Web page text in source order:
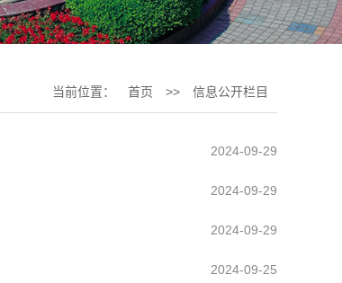
当前位置： 首页 >> 信息公开栏目
2024-09-29
2024-09-29
2024-09-29
2024-09-25